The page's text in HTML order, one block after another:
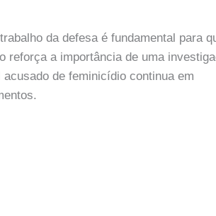
da defesa é fundamental para
reforça a importância de uma
de feminicídio continua em